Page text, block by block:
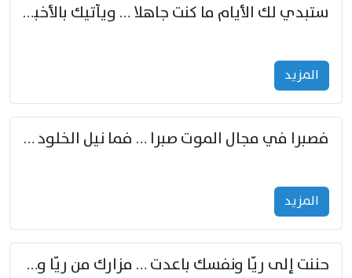
ستبدي لك الأيام ما كنت جاهلا … ويأتيك بالأخبار من لم تزوّد
المزید
فصبرا في مجال الموت صبرا … فما نيل الخلود بمستطاع
المزید
حننت إلى ريّا ونفسك باعدت … مزارك من ريّا وشعباكما معا